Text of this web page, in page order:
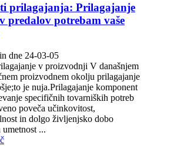
prilagajanja: Prilagajanje
predalov potrebam vaše
dne 24-03-05
v proizvodnji V današnjem
proizvodnem okolju prilagajanje
je nuja.Prilagajanje komponent
specifičnih tovarniških potreb
poveča učinkovitost,
in dolgo življenjsko dobo
...